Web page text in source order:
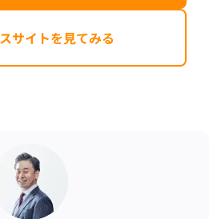
サイトを見てみる